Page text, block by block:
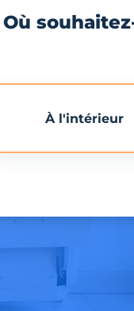
Où
À l'intérieur